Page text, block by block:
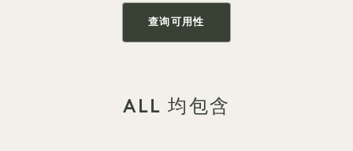
查询可用性
ALL 均包含